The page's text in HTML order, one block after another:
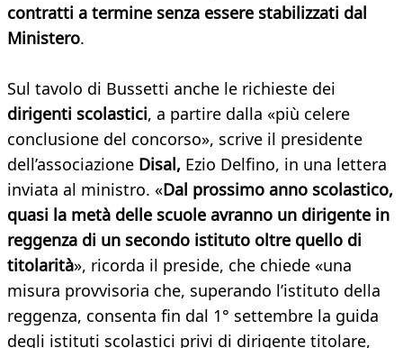
contratti a termine senza essere stabilizzati dal
Ministero.
Sul tavolo di Bussetti anche le richieste dei
dirigenti scolastici, a partire dalla «più celere
conclusione del concorso», scrive il presidente
dell’associazione Disal, Ezio Delfino, in una lettera
inviata al ministro. «Dal prossimo anno scolastico,
quasi la metà delle scuole avranno un dirigente in
reggenza di un secondo istituto oltre quello di
titolarità», ricorda il preside, che chiede «una
misura provvisoria che, superando l’istituto della
reggenza, consenta fin dal 1° settembre la guida
degli istituti scolastici privi di dirigente titolare,